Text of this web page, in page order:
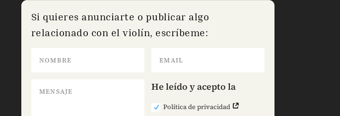
Si quieres anunciarte o publicar algo
relacionado con el violín, escríbeme:
He leído y acepto la
Política de privacidad